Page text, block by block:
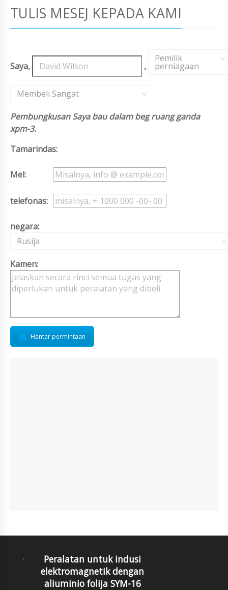
TULIS MESEJ KEPADA KAMI
Saya, ,
Pemilik
perniagaan
,
Membeli Sangat
Pembungkusan Saya bau dalam beg ruang ganda
xpm-3.
Tamarindas:
Mel:
telefonas:
negara:
Rusija
Kamen:
Hantar permintaan
Peralatan untuk indusi
elektromagnetik dengan
aliuminio folija SYM-16